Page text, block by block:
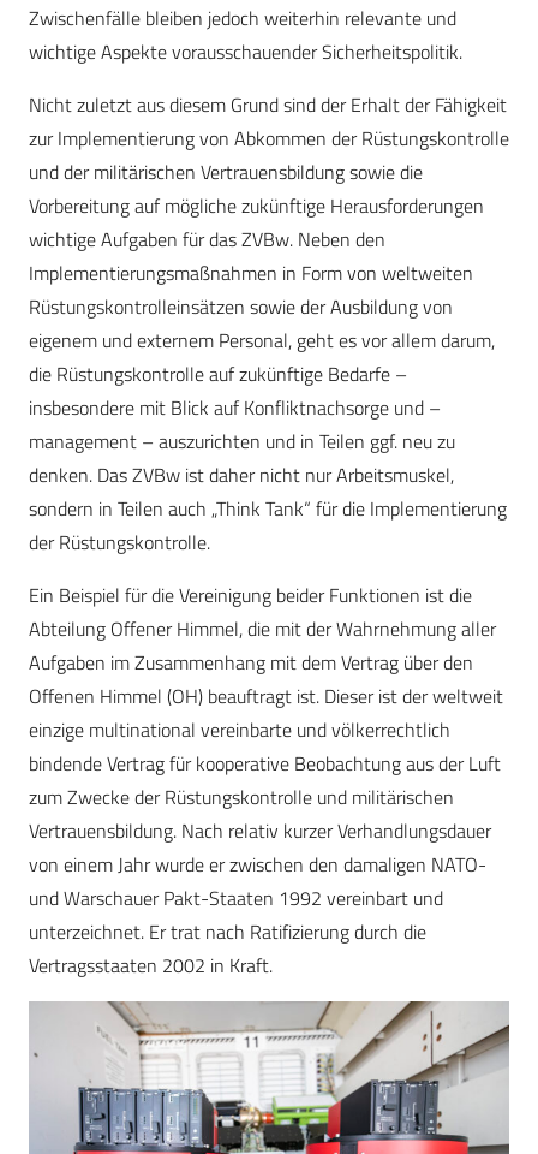
Zwischenfälle bleiben jedoch weiterhin relevante und
wichtige Aspekte vorausschauender Sicherheitspolitik.
Nicht zuletzt aus diesem Grund sind der Erhalt der Fähigkeit
zur Implementierung von Abkommen der Rüstungskontrolle
und der militärischen Vertrauensbildung sowie die
Vorbereitung auf mögliche zukünftige Herausforderungen
wichtige Aufgaben für das ZVBw. Neben den
Implementierungsmaßnahmen in Form von weltweiten
Rüstungskontrolleinsätzen sowie der Ausbildung von
eigenem und externem Personal, geht es vor allem darum,
die Rüstungskontrolle auf zukünftige Bedarfe –
insbesondere mit Blick auf Konfliktnachsorge und –
management – auszurichten und in Teilen ggf. neu zu
denken. Das ZVBw ist daher nicht nur Arbeitsmuskel,
sondern in Teilen auch „Think Tank“ für die Implementierung
der Rüstungskontrolle.
Ein Beispiel für die Vereinigung beider Funktionen ist die
Abteilung Offener Himmel, die mit der Wahrnehmung aller
Aufgaben im Zusammenhang mit dem Vertrag über den
Offenen Himmel (OH) beauftragt ist. Dieser ist der weltweit
einzige multinational vereinbarte und völkerrechtlich
bindende Vertrag für kooperative Beobachtung aus der Luft
zum Zwecke der Rüstungskontrolle und militärischen
Vertrauensbildung. Nach relativ kurzer Verhandlungsdauer
von einem Jahr wurde er zwischen den damaligen NATO-
und Warschauer Pakt-Staaten 1992 vereinbart und
unterzeichnet. Er trat nach Ratifizierung durch die
Vertragsstaaten 2002 in Kraft.